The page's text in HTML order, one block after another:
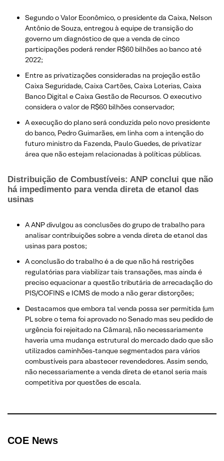
Segundo o Valor Econômico, o presidente da Caixa, Nelson
Antônio de Souza, entregou à equipe de transição do
governo um diagnóstico de que a venda de cinco
participações poderá render R$60 bilhões ao banco até
2022;
Entre as privatizações consideradas na projeção estão
Caixa Seguridade, Caixa Cartões, Caixa Loterias, Caixa
Banco Digital e Caixa Gestão de Recursos. O executivo
considera o valor de R$60 bilhões conservador;
A execução do plano será conduzida pelo novo presidente
do banco, Pedro Guimarães, em linha com a intenção do
futuro ministro da Fazenda, Paulo Guedes, de privatizar
área que não estejam relacionadas à políticas públicas.
Distribuição de Combustíveis: ANP conclui que não
há impedimento para venda direta de etanol das
usinas
A ANP divulgou as conclusões do grupo de trabalho para
analisar contribuições sobre a venda direta de etanol das
usinas para postos;
A conclusão do trabalho é a de que não há restrições
regulatórias para viabilizar tais transações, mas ainda é
preciso equacionar a questão tributária de arrecadação do
PIS/COFINS e ICMS de modo a não gerar distorções;
Destacamos que embora tal venda possa ser permitida (um
PL sobre o tema foi aprovado no Senado mas seu pedido de
urgência foi rejeitado na Câmara), não necessariamente
haveria uma mudança estrutural do mercado dado que são
utilizados caminhões-tanque segmentados para vários
combustíveis para abastecer revendedores. Assim sendo,
não necessariamente a venda direta de etanol seria mais
competitiva por questões de escala.
COE News